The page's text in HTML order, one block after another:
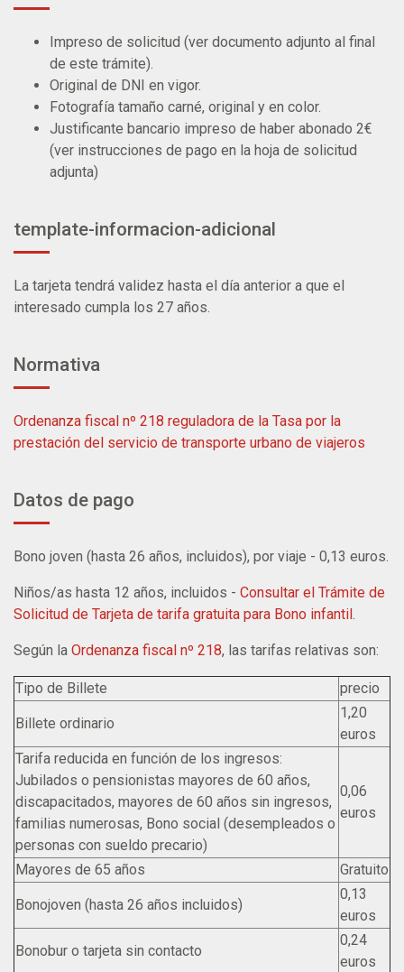
Impreso de solicitud (ver documento adjunto al final
de este trámite).
Original de DNI en vigor.
Fotografía tamaño carné, original y en color.
Justificante bancario impreso de haber abonado 2€
(ver instrucciones de pago en la hoja de solicitud
adjunta)
template-informacion-adicional
La tarjeta tendrá validez hasta el día anterior a que el
interesado cumpla los 27 años.
Normativa
Ordenanza fiscal nº 218 reguladora de la Tasa por la
prestación del servicio de transporte urbano de viajeros
Datos de pago
Bono joven (hasta 26 años, incluidos), por viaje - 0,13 euros.
Niños/as hasta 12 años, incluidos - Consultar el Trámite de
Solicitud de Tarjeta de tarifa gratuita para Bono infantil.
Según la Ordenanza fiscal nº 218, las tarifas relativas son:
Tipo de Billete precio
Billete ordinario
1,20
euros
Tarifa reducida en función de los ingresos:
Jubilados o pensionistas mayores de 60 años,
discapacitados, mayores de 60 años sin ingresos,
familias numerosas, Bono social (desempleados o
personas con sueldo precario)
0,06
euros
Mayores de 65 años Gratuito
Bonojoven (hasta 26 años incluidos)
0,13
euros
Bonobur o tarjeta sin contacto
0,24
euros